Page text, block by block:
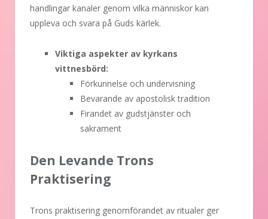
handlingar kanaler genom vilka människor kan
uppleva och svara på Guds kärlek.
Viktiga aspekter av kyrkans
vittnesbörd:
Förkunnelse och undervisning
Bevarande av apostolisk tradition
Firandet av gudstjänster och
sakrament
Den Levande Trons
Praktisering
Trons praktisering genomförandet av ritualer ger